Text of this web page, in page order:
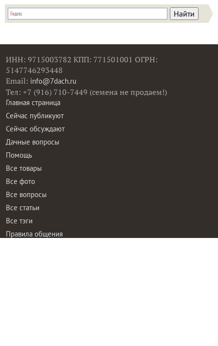
ИНН: 9715003782 КПП: 771501001 ОГРН:
5147746293448
Email: info@7dach.ru
Тел: +7 (916) 710-7449 (семена не продаем!)
Главная страница
Сейчас публикуют
Сейчас обсуждают
Дачные вопросы
Помощь
Все товары
Все фото
Все вопросы
Все статьи
Все тэги
Правила общения